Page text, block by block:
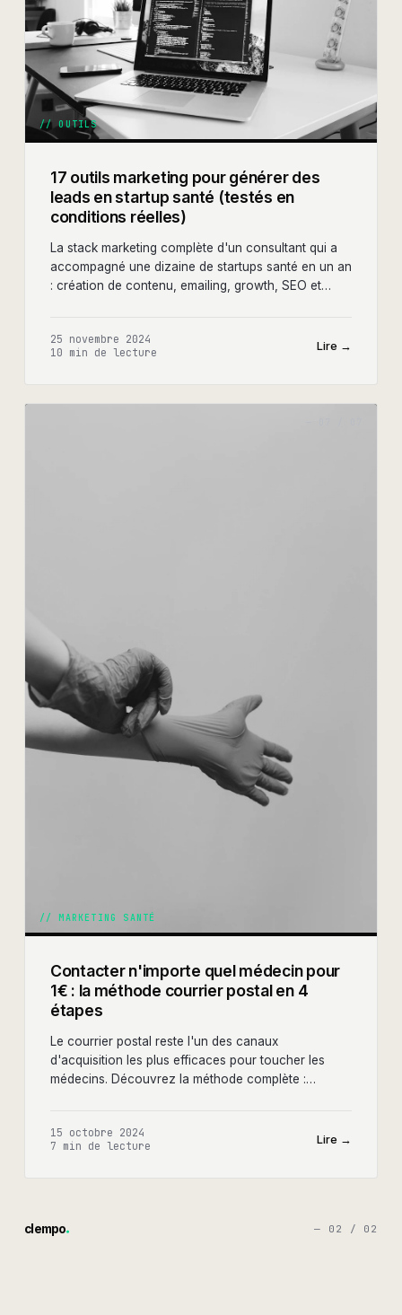
//OUTILS
17 outils marketing pour générer des
leads en startup santé (testés en
conditions réelles)
La stack marketing complète d'un consultant qui a
accompagné une dizaine de startups santé en un an
: création de contenu, emailing, growth, SEO et
25 novembre 2024
10 min de lecture Lire →
// MARKETING SANTÉ
Contacter n'importe quel médecin pour
1€ : la méthode courrier postal en 4
étapes
Le courrier postal reste l'un des canaux
d'acquisition les plus efficaces pour toucher les
médecins. Découvrez la méthode complète :
15 octobre 2024
7 min de lecture Lire →
clempo — 0 2 / 0 2